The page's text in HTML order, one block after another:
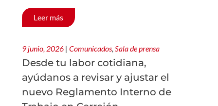
Leer más
9 junio, 2026 | Comunicados, Sala de prensa
Desde tu labor cotidiana,
ayúdanos a revisar y ajustar el
nuevo Reglamento Interno de